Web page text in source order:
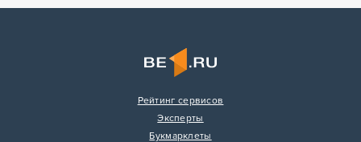
Рейтинг сервисов
Эксперты
Букмарклеты